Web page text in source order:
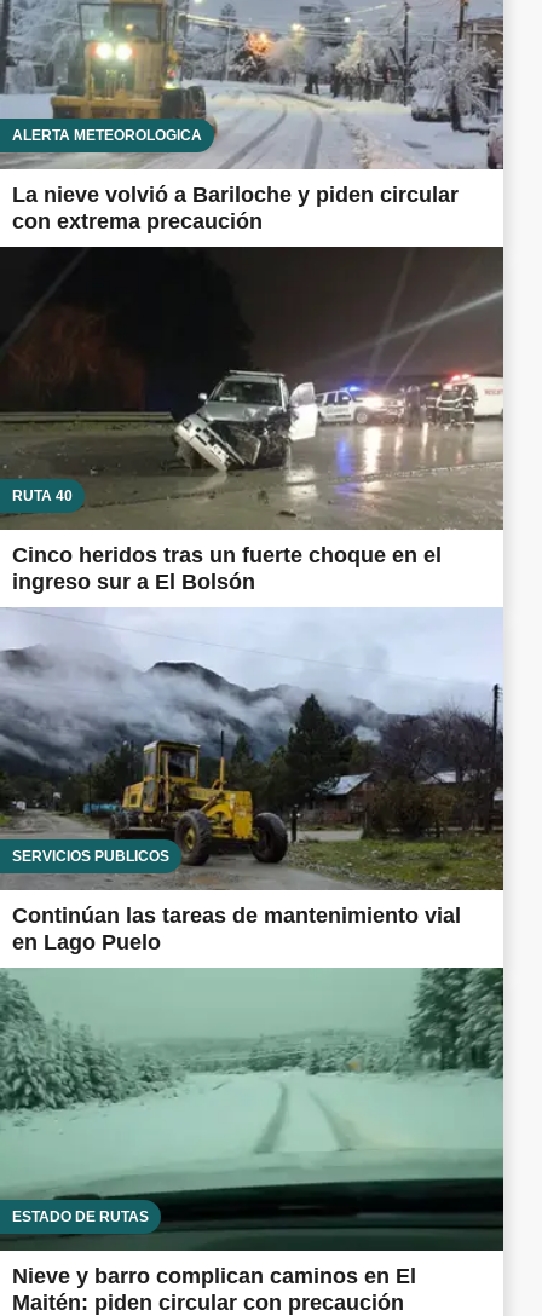
ALERTA METEOROLÓGICA
La nieve volvió a Bariloche y piden circular
con extrema precaución
RUTA 40
Cinco heridos tras un fuerte choque en el
ingreso sur a El Bolsón
SERVICIOS PÚBLICOS
Continúan las tareas de mantenimiento vial
en Lago Puelo
ESTADO DE RUTAS
Nieve y barro complican caminos en El
Maitén: piden circular con precaución